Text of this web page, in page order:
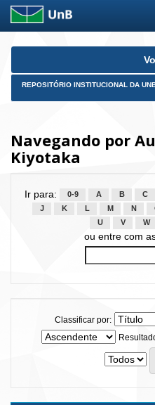
Skip
REPOSITÓRIO INSTITUCIONAL DA
Navegando por
Kiyotaka
Ir para: 0-9 A B C
J
K L M N
U
V W
ou entre com
Classificar por: